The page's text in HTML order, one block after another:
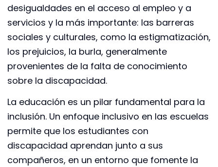
desigualdades en el acceso al empleo y a
servicios y la más importante: las barreras
sociales y culturales, como la estigmatización,
los prejuicios, la burla, generalmente
provenientes de la falta de conocimiento
sobre la discapacidad.
La educación es un pilar fundamental para la
inclusión. Un enfoque inclusivo en las escuelas
permite que los estudiantes con
discapacidad aprendan junto a sus
compañeros, en un entorno que fomente la